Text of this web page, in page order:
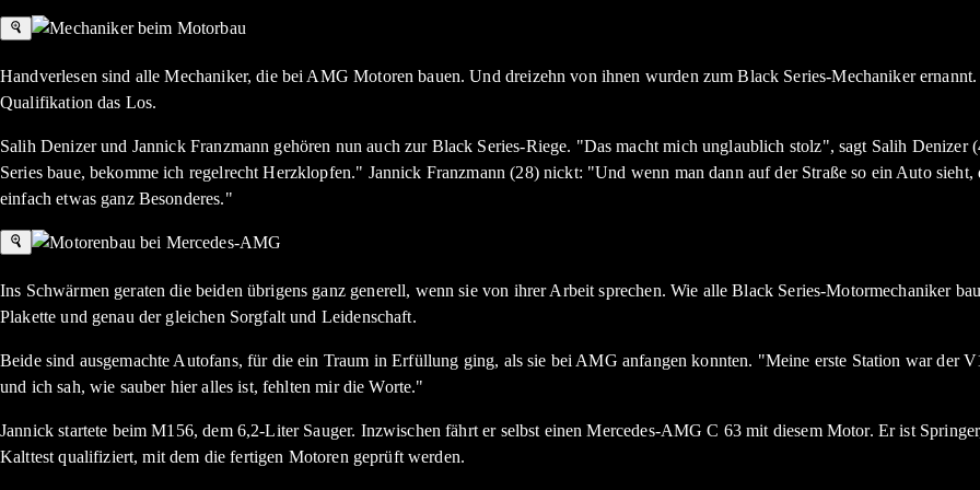
Handverlesen sind alle Mechaniker, die bei AMG Motoren bauen. Und dreizehn von ihnen wurden zum Black Series-Mechaniker
Qualifikation das Los.
Salih Denizer und Jannick Franzmann gehören nun auch zur Black Series-Riege. "Das macht mich unglaublich stolz", sagt Salih
Series baue, bekomme ich regelrecht Herzklopfen." Jannick Franzmann (28) nickt: "Und wenn man dann auf der Straße so ein Auto
einfach etwas ganz Besonderes."
Ins Schwärmen geraten die beiden übrigens ganz generell, wenn sie von ihrer Arbeit sprechen. Wie alle Black Series-Motormechaniker
Plakette und genau der gleichen Sorgfalt und Leidenschaft.
Beide sind ausgemachte Autofans, für die ein Traum in Erfüllung ging, als sie bei AMG anfangen konnten. "Meine erste Station war der
und ich sah, wie sauber hier alles ist, fehlten mir die Worte."
Jannick startete beim M156, dem 6,2-Liter Sauger. Inzwischen fährt er selbst einen Mercedes-AMG C 63 mit diesem Motor. Er ist
Kalttest qualifiziert, mit dem die fertigen Motoren geprüft werden.